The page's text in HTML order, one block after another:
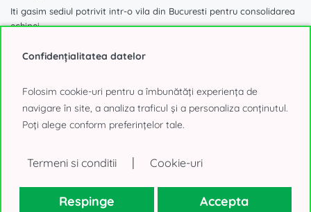
Iti gasim sediul potrivit intr-o vila din Bucuresti pentru consolidarea
echipei
1.740 mp
Birouri de inchiriat in vila
40.000€, negociabil
Confidențialitatea datelor
Folosim cookie-uri pentru a îmbunătăți experiența de
navigare în site, a analiza traficul și a personaliza conținutul.
Poți alege conform preferințelor tale.
Termeni si conditii | Cookie-uri
Respinge Accepta